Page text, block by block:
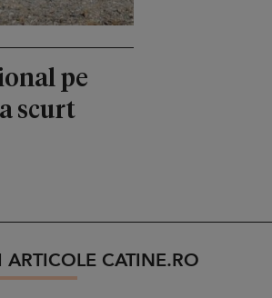
pe
scurt
CATINE.RO